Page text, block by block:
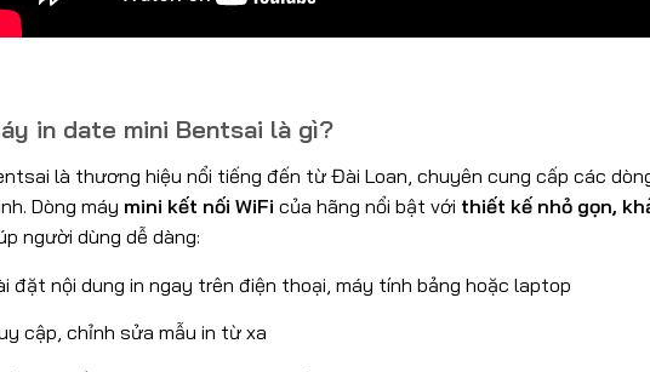
in date mini Bentsai là gì?
là thương hiệu nổi tiếng đến từ Đài Loan, chuyên cung cấp các
Dòng máy mini kết nối WiFi của hãng nổi bật với thiết kế nhỏ gọn,
người dùng dễ dàng:
đặt nội dung in ngay trên điện thoại, máy tính bảng hoặc laptop
cập, chỉnh sửa mẫu in từ xa